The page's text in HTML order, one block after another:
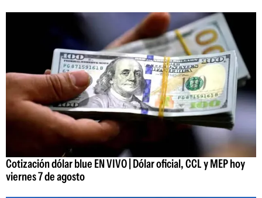
Cotización dólar blue EN VIVO | Dólar oficial, CCL y MEP hoy
viernes 7 de agosto